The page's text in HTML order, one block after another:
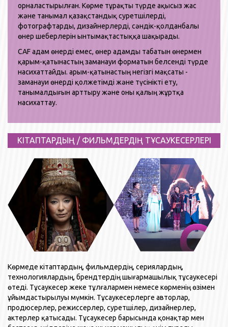
орналастырылған. Көрме тұрақты түрде ақысыз жас
және танымал қазақстандық суретшілерді,
фотографтарды, дизайнерлерді, сәндік-қолданбалы
өнер шеберлерін ынтымақтастыққа шақырады.
CAF адам өнерді емес, өнер адамды табатын өнермен
қарым-қатынастың заманауи форматын белсенді түрде
насихаттайды. Қарым-қатынастың негізгі мақсаты -
заманауи өнерді қолжетімді және түсінікті ету,
танымалдығын арттыру және оны қалың жұртқа
насихаттау.
КІТАПТАРДЫҢ / ФИЛЬМДЕРДІҢ ТҰСАУКЕСЕРЛЕРІ
Көрмеде кітаптардың, фильмдердің, сериялардың,
технологиялардың, брендтердің шығармашылық тұсаукесері
өтеді. Тұсаукесер жеке тұлғалармен немесе көрменің өзімен
ұйымдастырылуы мүмкін. Тұсаукесерлерге авторлар,
продюсерлер, режиссерлер, суретшілер, дизайнерлер,
актерлер қатысады. Тұсаукесер барысында қонақтар мен